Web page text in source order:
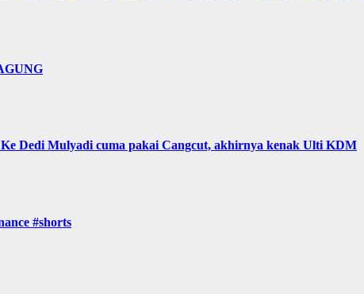
Dedi Mulyadi cuma pakai Cangcut, akhirnya kenak Ulti KDM
#shorts